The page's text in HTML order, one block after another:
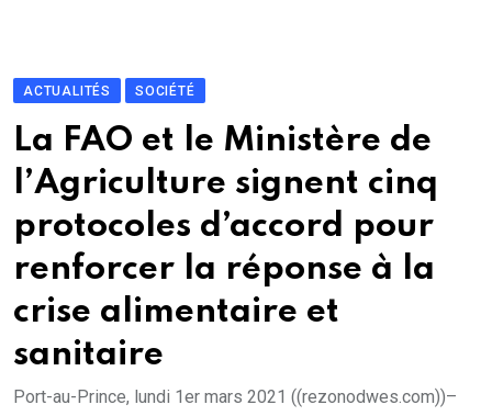
ACTUALITÉS SOCIÉTÉ
La FAO et le Ministère de
l’Agriculture signent cinq
protocoles d’accord pour
renforcer la réponse à la
crise alimentaire et
sanitaire
Port-au-Prince, lundi 1er mars 2021 ((rezonodwes.com))–